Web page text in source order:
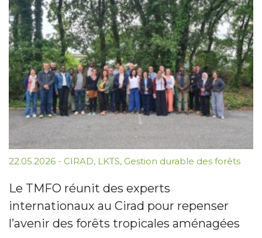
22.05.2026 - CIRAD, LKTS, Gestion durable des forêts
Le TMFO réunit des experts
internationaux au Cirad pour repenser
l’avenir des forêts tropicales aménagées